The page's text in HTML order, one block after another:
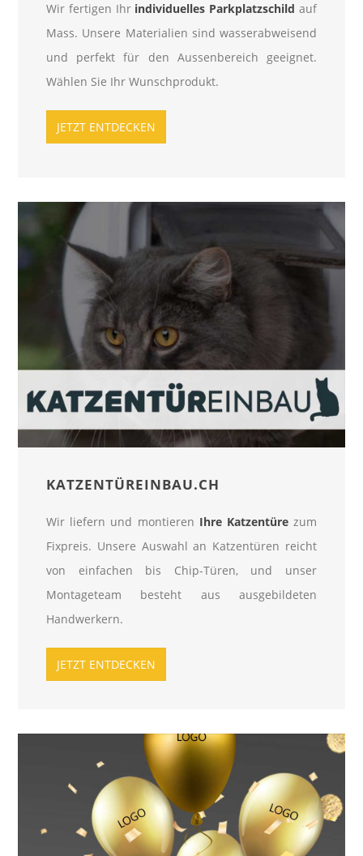
Wir fertigen Ihr individuelles Parkplatzschild auf
Mass. Unsere Materialien sind wasserabweisend
und perfekt für den Aussenbereich geeignet.
Wählen Sie Ihr Wunschprodukt.
JETZT ENTDECKEN
KATZENTÜREINBAU.CH
Wir liefern und montieren Ihre Katzentürezum
Fixpreis. Unsere Auswahl an Katzentüren reicht
von einfachen bis Chip-Türen, und unser
Montageteam besteht aus ausgebildeten
Handwerkern.
JETZT ENTDECKEN